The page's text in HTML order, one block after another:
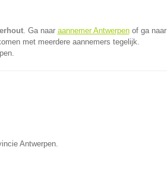
. Ga naar aannemer Antwerpenof ga naar
met meerdere aannemers tegelijk.
Antwerpen.